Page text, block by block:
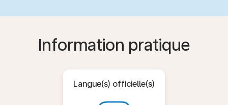
Information pratique
Langue(s) officielle(s)